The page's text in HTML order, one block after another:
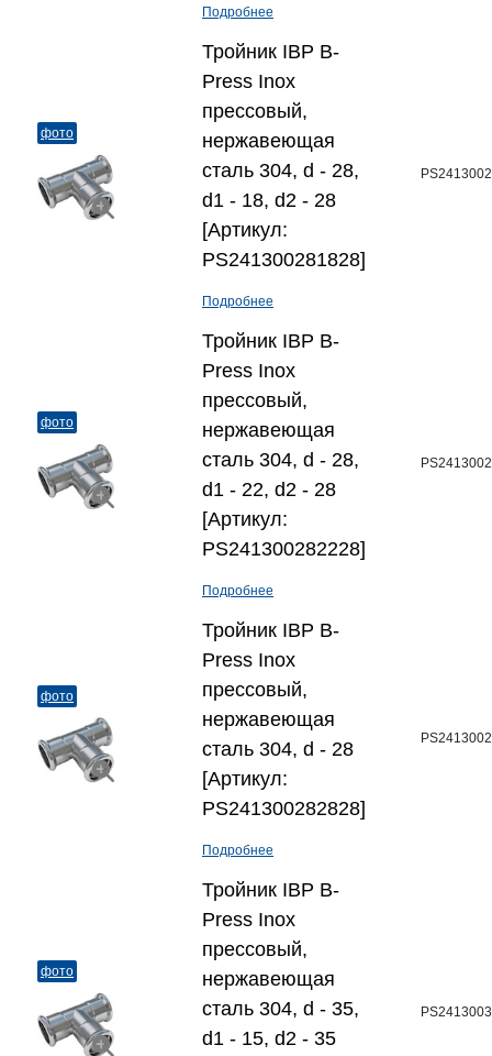
Подробнее
фото
Тройник IBP B-
Press Inox
прессовый,
нержавеющая
сталь 304, d - 28,
d1 - 18, d2 - 28
[Артикул:
PS241300281828]
Подробнее
фото
Тройник IBP B-
Press Inox
прессовый,
нержавеющая
сталь 304, d - 28,
d1 - 22, d2 - 28
[Артикул:
PS241300282228]
Подробнее
фото
Тройник IBP B-
Press Inox
прессовый,
нержавеющая
сталь 304, d - 28
[Артикул:
PS241300282828]
Подробнее
фото
Тройник IBP B-
Press Inox
прессовый,
нержавеющая
сталь 304, d - 35,
d1 - 15, d2 - 35